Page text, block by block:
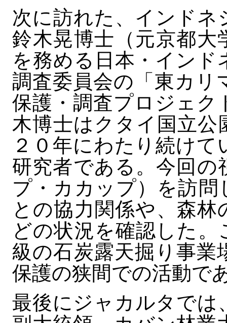
次に訪れた、インド
鈴木晃博士（元京都大
を務める日本・イン
調査委員会の「東カリ
保護・調査プロジェク
木博士はクタイ国立公
２０年にわたり続け
研究者である。今回の
プ・カカップ）を訪
との協力関係や、森
どの状況を確認した
級の石炭露天掘り事業
保護の狭間での活動で
最後にジャカルタでは